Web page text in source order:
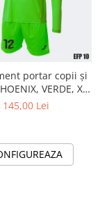
portar copii și
VERDE, XL
EFP10
145,00 Lei